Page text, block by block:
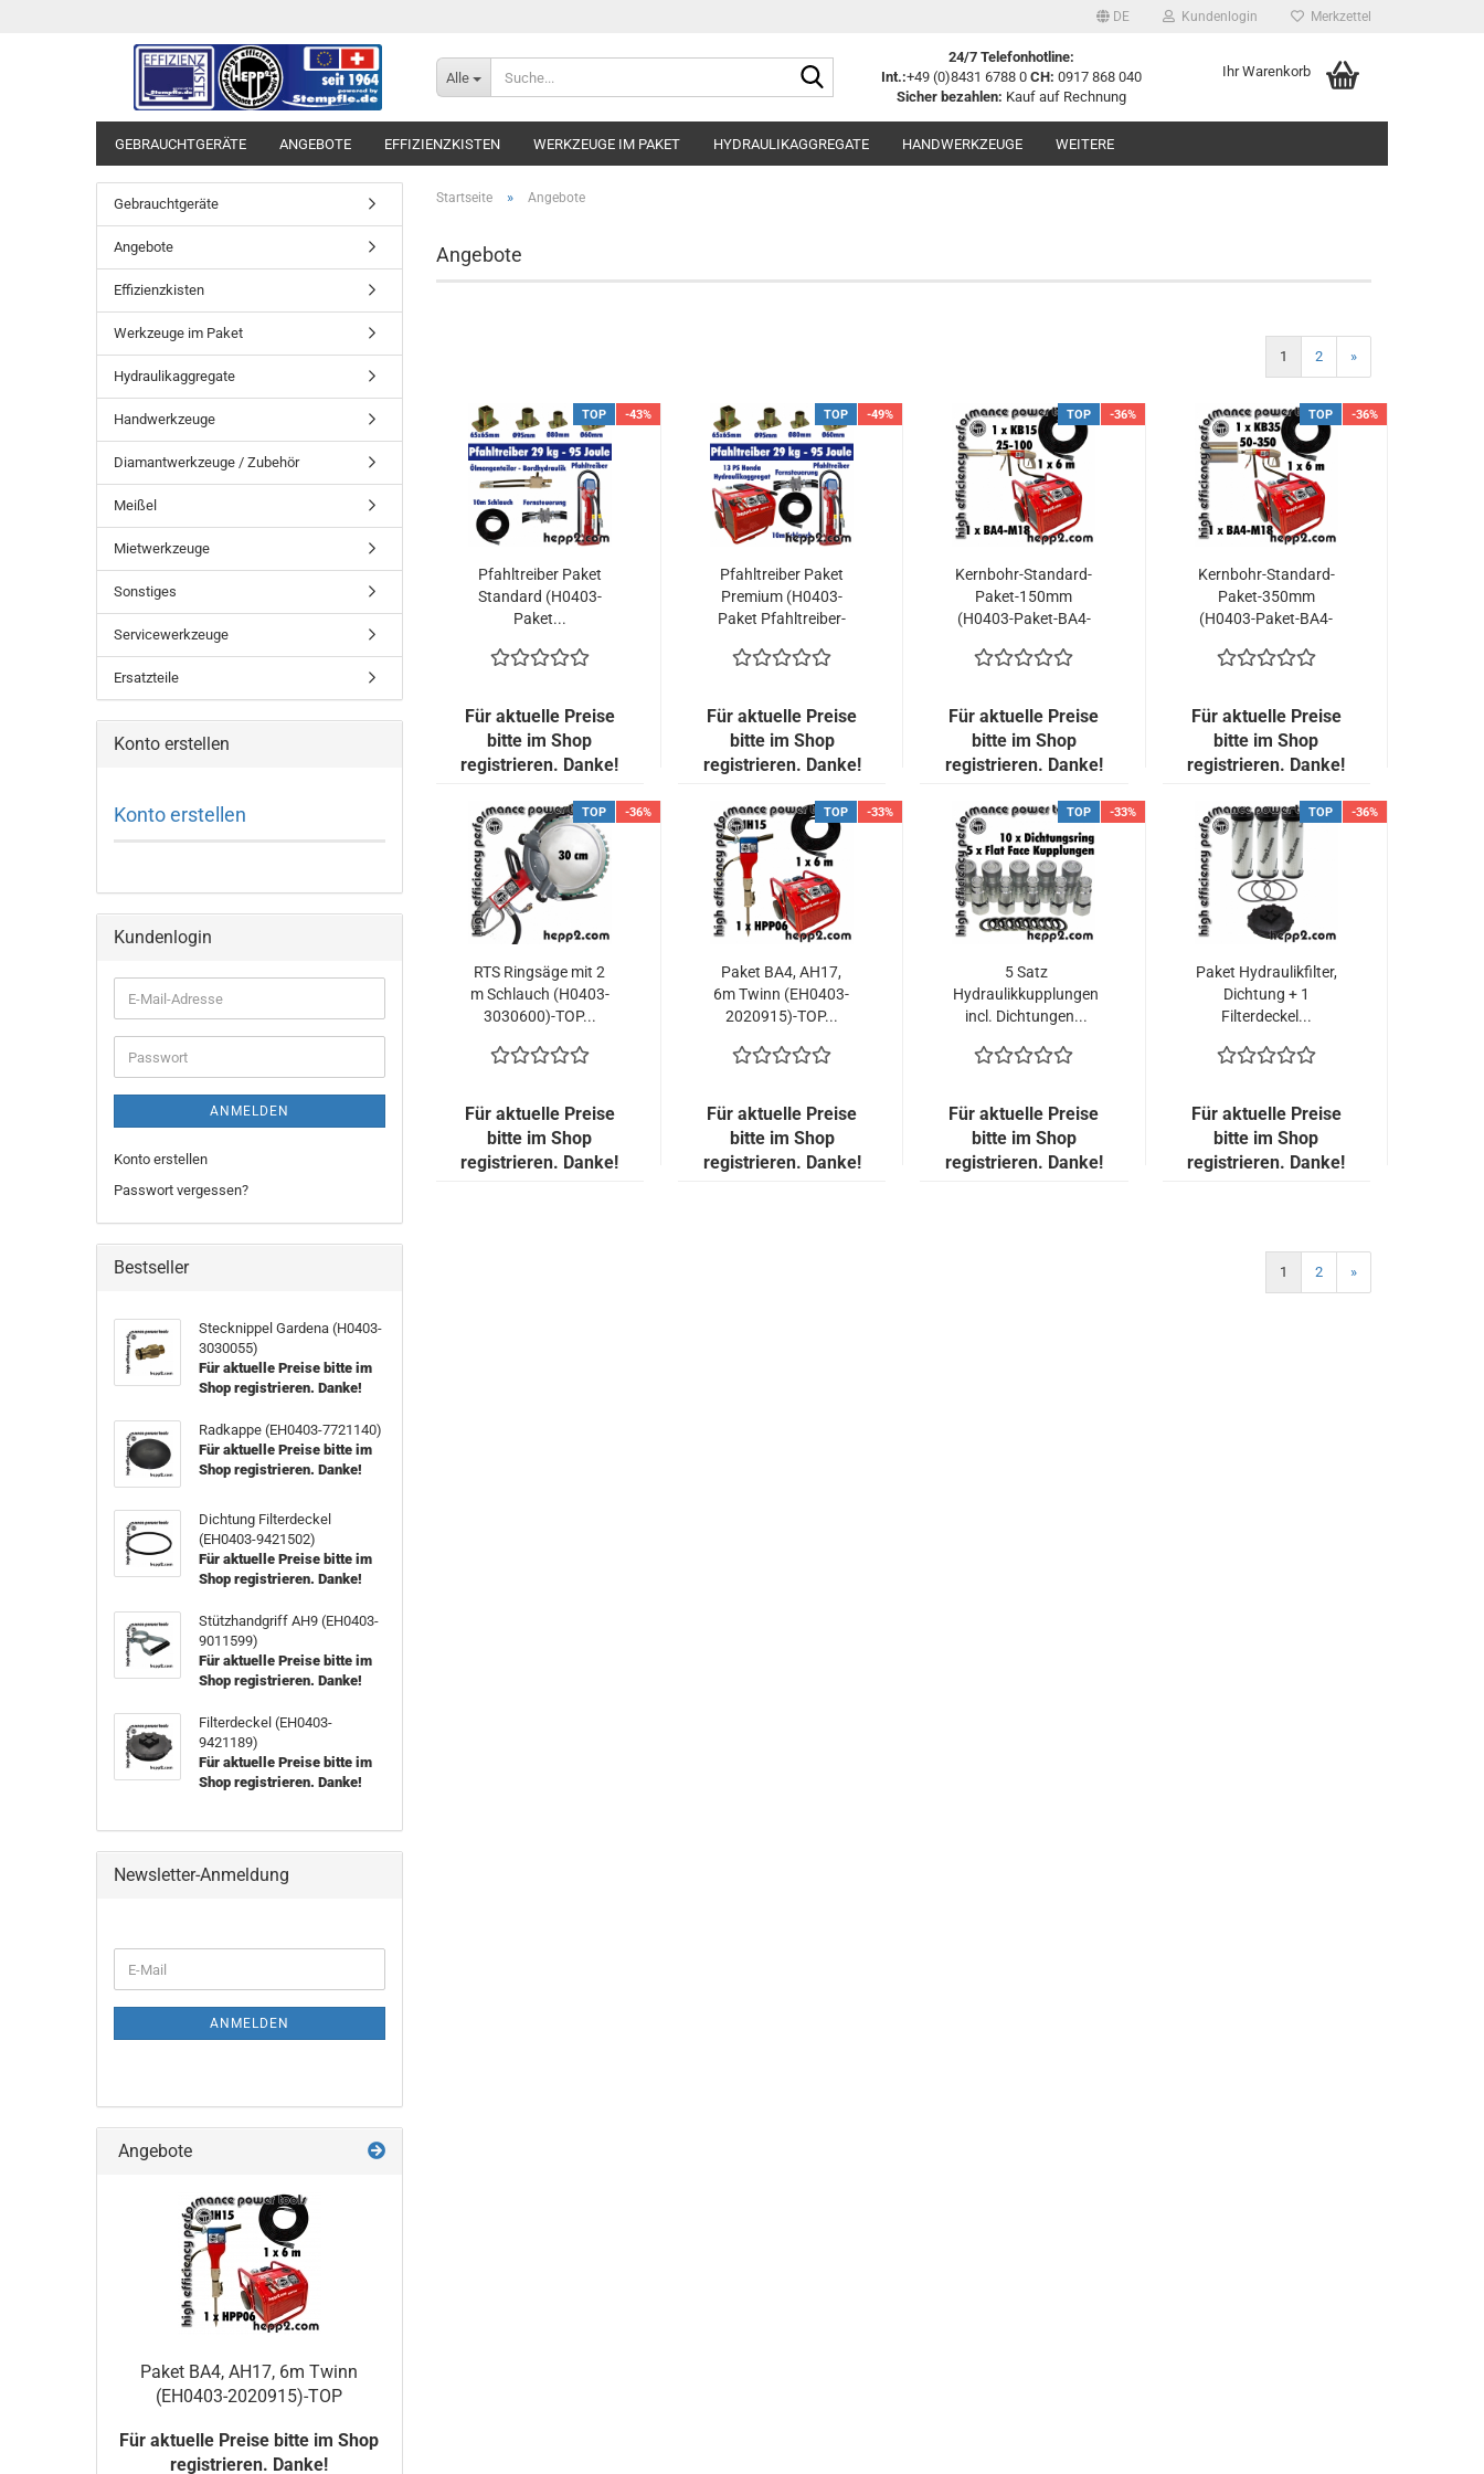
DE Kundenlogin Merkzettel
Alle
24/7 Telefonhotline:
Int.:+49 (0)8431 6788 0 CH: 0917 868 040
Sicher bezahlen: Kauf auf Rechnung
Ihr Warenkorb
GEBRAUCHTGERÄTE ANGEBOTE EFFIZIENZKISTEN WERKZEUGE IM PAKET HYDRAULIKAGGREGATE HANDWERKZEUGE WEITERE
Startseite » Angebote
Angebote
1 2 »
TOP -43%
Pfahltreiber Paket
Standard (H0403-
Paket...
Für aktuelle Preise
bitte im Shop
registrieren. Danke!
TOP -49%
Pfahltreiber Paket
Premium (H0403-
Paket Pfahltreiber-
Für aktuelle Preise
bitte im Shop
registrieren. Danke!
TOP -36%
Kernbohr-Standard-
Paket-150mm
(H0403-Paket-BA4-
Für aktuelle Preise
bitte im Shop
registrieren. Danke!
TOP -36%
Kernbohr-Standard-
Paket-350mm
(H0403-Paket-BA4-
Für aktuelle Preise
bitte im Shop
registrieren. Danke!
TOP -36%
RTS Ringsäge mit 2
m Schlauch (H0403-
3030600)-TOP...
Für aktuelle Preise
bitte im Shop
registrieren. Danke!
TOP -33%
Paket BA4, AH17,
6m Twinn (EH0403-
2020915)-TOP...
Für aktuelle Preise
bitte im Shop
registrieren. Danke!
TOP -33%
5 Satz
Hydraulikkupplungen
incl. Dichtungen...
Für aktuelle Preise
bitte im Shop
registrieren. Danke!
TOP -36%
Paket Hydraulikfilter,
Dichtung + 1
Filterdeckel...
Für aktuelle Preise
bitte im Shop
registrieren. Danke!
1 2 »
Gebrauchtgeräte
Angebote
Effizienzkisten
Werkzeuge im Paket
Hydraulikaggregate
Handwerkzeuge
Diamantwerkzeuge / Zubehör
Meißel
Mietwerkzeuge
Sonstiges
Servicewerkzeuge
Ersatzteile
Konto erstellen
Konto erstellen
Kundenlogin
E-
Mail-
Adresse
Passwort
ANMELDEN
Konto erstellen
Passwort vergessen?
Bestseller
Stecknippel Gardena (H0403-
3030055)
Für aktuelle Preise bitte im
Shop registrieren. Danke!
Radkappe (EH0403-7721140)
Für aktuelle Preise bitte im
Shop registrieren. Danke!
Dichtung Filterdeckel
(EH0403-9421502)
Für aktuelle Preise bitte im
Shop registrieren. Danke!
Stützhandgriff AH9 (EH0403-
9011599)
Für aktuelle Preise bitte im
Shop registrieren. Danke!
Filterdeckel (EH0403-
9421189)
Für aktuelle Preise bitte im
Shop registrieren. Danke!
Newsletter-Anmeldung
ZUR
E-
Mail
ANMELDEN
Angebote
Paket BA4, AH17, 6m Twinn
(EH0403-2020915)-TOP
Für aktuelle Preise bitte im Shop
registrieren. Danke!